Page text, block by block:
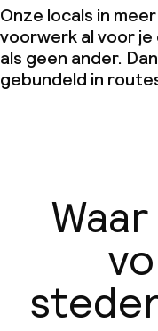
Onze locals in
voorwerk al voor
als geen ander.
gebundeld in